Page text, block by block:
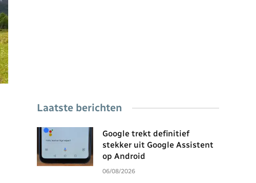
Laatste berichten
Google trekt definitief
stekker uit Google Assistent
op Android
06/08/2026